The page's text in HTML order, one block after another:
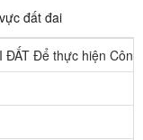
đất đai
ĐẤT Để thực hiện